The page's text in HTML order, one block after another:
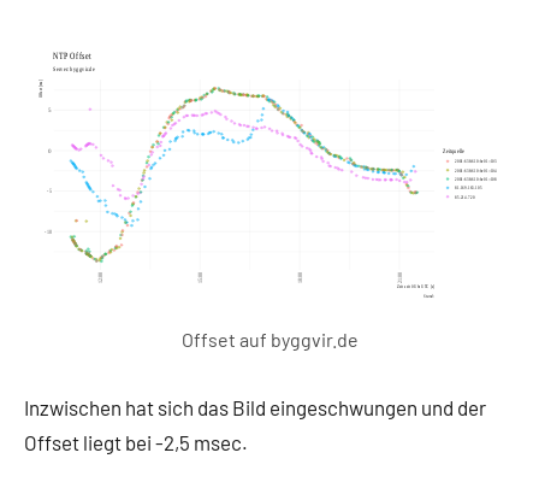
Offset auf byggvir.de
Inzwischen hat sich das Bild eingeschwungen und der
Offset liegt bei -2,5 msec.